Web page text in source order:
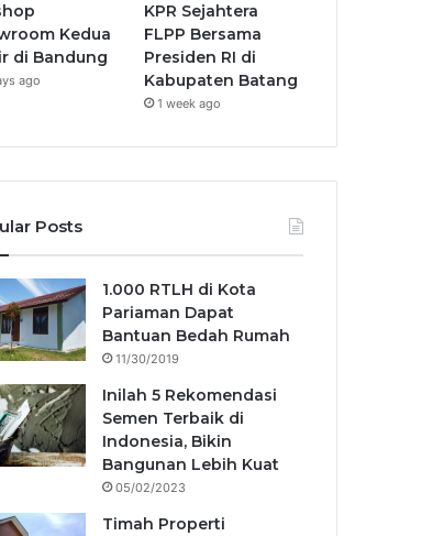
Kedua
di Bandung
ago
KPR Sejahtera
FLPP Bersama
Presiden RI di
Kabupaten Batang
1 week ago
Posts
1.000 RTLH di Kota
Pariaman Dapat
Bantuan Bedah Rumah
11/30/2019
Inilah 5 Rekomendasi
Semen Terbaik di
Indonesia, Bikin
Bangunan Lebih Kuat
05/02/2023
Timah Properti